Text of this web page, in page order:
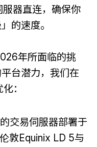
器直连，确保你
的速度。
年所面临的挑
台潜力，我们在
：
交易伺服器部署于
敦Equinix LD 5与